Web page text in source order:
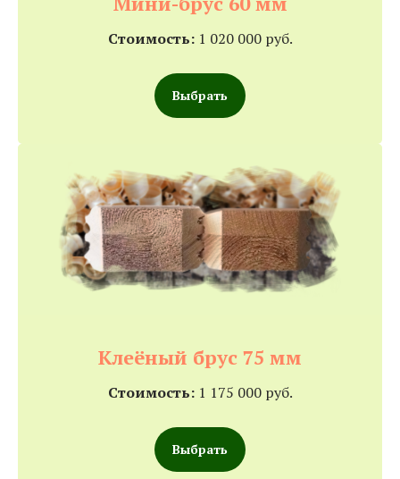
Стоимость: 1 020 000 руб.
Выбрать
Клеёный брус 75 мм
Стоимость: 1 175 000 руб.
Выбрать